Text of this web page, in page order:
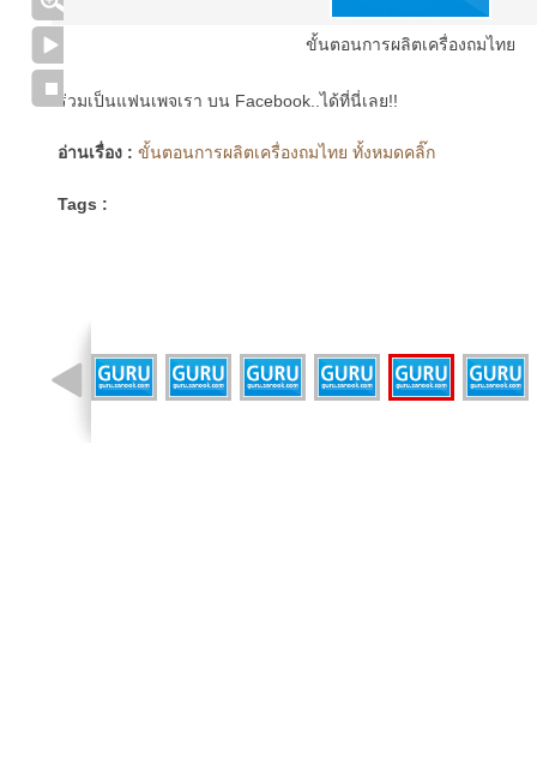
ขั้นตอนการผลิตเครื่องถมไทย
ร่วมเป็นแฟนเพจเรา บน Facebook..ได้ที่นี่เลย!!
อ่านเรื่อง : ขั้นตอนการผลิตเครื่องถมไทย ทั้งหมดคลิ๊ก
Tags :